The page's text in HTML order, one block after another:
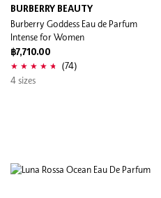
BURBERRY BEAUTY
Burberry Goddess Eau de Parfum
Intense for Women
฿7,710.00
(74)
4 sizes